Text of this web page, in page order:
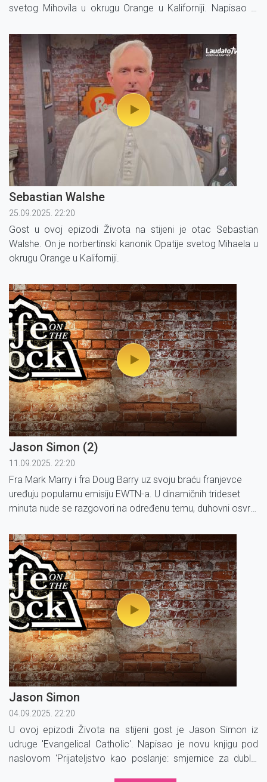
svetog Mihovila u okrugu Orange u Kaliforniji. Napisao je
Sebastian Walshe
25.09.2025. 22:20
Gost u ovoj epizodi Života na stijeni je otac Sebastian
Walshe. On je norbertinski kanonik Opatije svetog Mihaela u
okrugu Orange u Kaliforniji.
Jason Simon (2)
11.09.2025. 22:20
Fra Mark Marry i fra Doug Barry uz svoju braću franjevce
uređuju popularnu emisiju EWTN-a. U dinamičnih trideset
minuta nude se razgovori na određenu temu, duhovni osvrt
duhovne glazbe. Uz neizostavan blagoslov gledatelja u
odjavi emisije.
Jason Simon
04.09.2025. 22:20
U ovoj epizodi Života na stijeni gost je Jason Simon iz
udruge 'Evangelical Catholic'. Napisao je novu knjigu pod
naslovom 'Prijateljstvo kao poslanje: smjernice za dublje